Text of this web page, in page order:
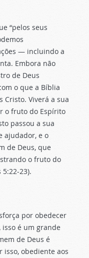
“pelos seus
— incluindo a
Embora não
de Deus
o que a Bíblia
Cristo. Viverá a sua
o fruto do Espírito
passou a sua
ajudador, e o
de Deus, que
o fruto do
23).
por obedecer
isso é um grande
de Deus é
isso, obediente aos